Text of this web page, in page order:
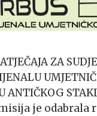
ZA
ANTIČKOG
je odabrala